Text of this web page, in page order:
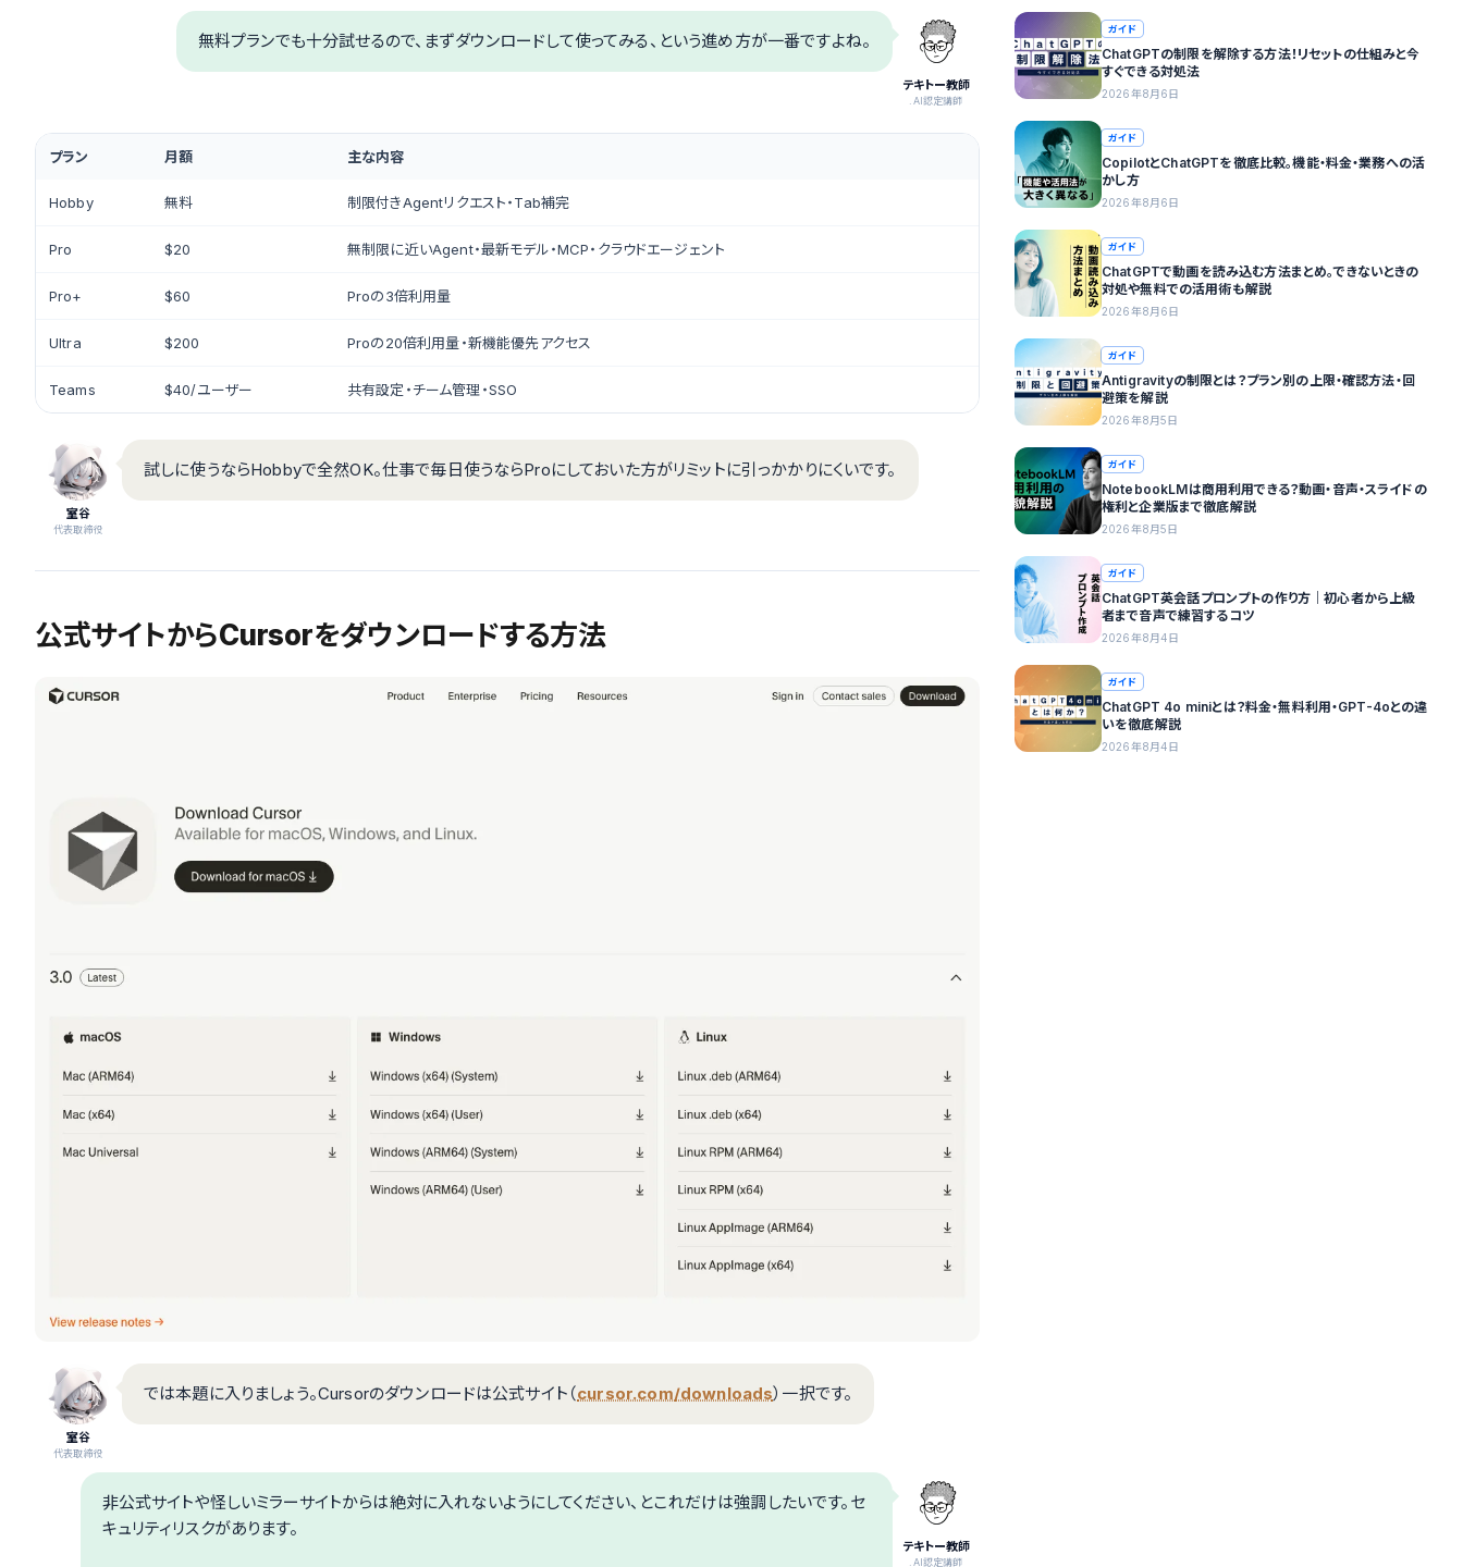
テキトー教師
.AI認定講師
無料プランでも十分試せるので、まずダウンロードして使ってみる、という進め方が一番ですよね。
プラン 月額 主な内容
Hobby 無料 制限付きAgentリクエスト・Tab補完
Pro $20 無制限に近いAgent・最新モデル・MCP・クラウドエージェント
Pro+ $60 Proの3倍利用量
Ultra $200 Proの20倍利用量・新機能優先アクセス
Teams $40/ユーザー 共有設定・チーム管理・SSO
室谷
代表取締役
試しに使うならHobbyで全然OK。仕事で毎日使うならProにしておいた方がリミットに引っかかりにくいです。
公式サイトからCursorをダウンロードする方法
室谷
代表取締役
では本題に入りましょう。Cursorのダウンロードは公式サイト（cursor.com/downloads）一択です。
テキトー教師
.AI認定講師
非公式サイトや怪しいミラーサイトからは絶対に入れないようにしてください、とこれだけは強調したいです。セ
キュリティリスクがあります。
ガイド
ChatGPTの制限を解除する方法！リセットの仕組みと今
すぐできる対処法
2026年8月6日
ガイド
CopilotとChatGPTを徹底比較。機能・料金・業務への活
かし方
2026年8月6日
ガイド
ChatGPTで動画を読み込む方法まとめ。できないときの
対処や無料での活用術も解説
2026年8月6日
ガイド
Antigravityの制限とは？プラン別の上限・確認方法・回
避策を解説
2026年8月5日
ガイド
NotebookLMは商用利用できる？動画・音声・スライドの
権利と企業版まで徹底解説
2026年8月5日
ガイド
ChatGPT英会話プロンプトの作り方｜初心者から上級
者まで音声で練習するコツ
2026年8月4日
ガイド
ChatGPT 4o miniとは？料金・無料利用・GPT-4oとの違
いを徹底解説
2026年8月4日